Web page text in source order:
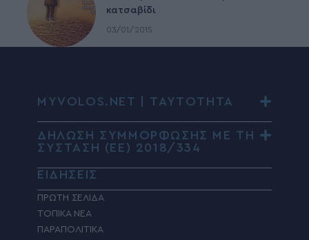
κατσαβίδι
03/01/2015
MYVOLOS.NET | ΤΑΥΤΟΤΗΤΑ
ΔΗΛΩΣΗ ΣΥΜΜΟΡΦΩΣΗΣ ΜΕ ΤΗ
ΣΥΣΤΑΣΗ (ΕΕ) 2018/334
ΕΙΔΗΣΕΙΣ
ΠΡΩΤΗ ΣΕΛΙΔΑ
ΤΟΠΙΚΑ ΝΕΑ
ΠΑΡΑΠΟΛΙΤΙΚΑ